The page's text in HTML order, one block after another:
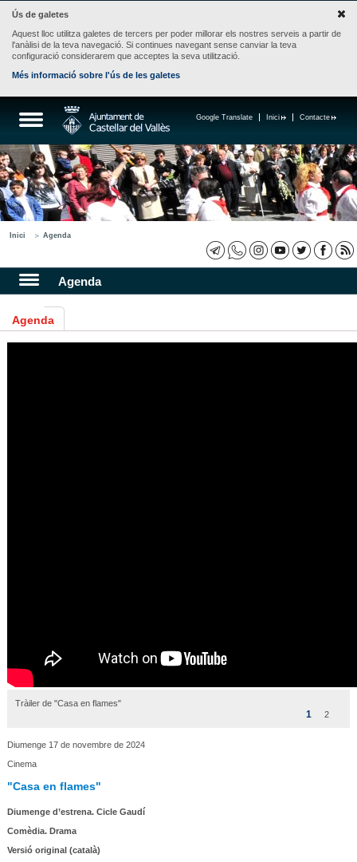
Ús de galetes
Aquest lloc utilitza galetes de tercers per poder millorar els nostres serveis a partir de
l'anàlisi de la teva navegació. Si continues navegant sense canviar la teva
configuració considerarem que acceptes la seva utilització.
Més informació sobre l'ús de les galetes
Contacte
Inici
Google Translate
Inici Agenda
Agenda
Agenda
Tràiler de "Casa en flames"
1 2
Diumenge 17 de novembre de 2024
Cinema
"Casa en flames"
Diumenge d’estrena. Cicle Gaudí
Comèdia. Drama
Versió original (català)